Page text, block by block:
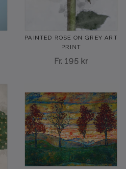
PAINTED ROSE ON GREY ART
PRINT
Fr. 195 kr